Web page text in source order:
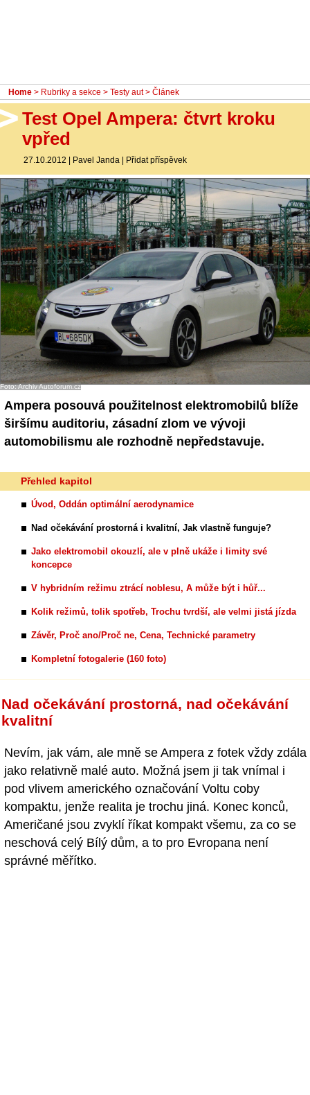
Home > Rubriky a sekce > Testy aut> Článek
Test Opel Ampera: čtvrt kroku
vpřed
27.10.2012 | Pavel Janda | Přidat příspěvek
Foto: Archiv Autoforum.cz
Ampera posouvá použitelnost elektromobilů blíže
širšímu auditoriu, zásadní zlom ve vývoji
automobilismu ale rozhodně nepředstavuje.
Přehled kapitol
Úvod, Oddán optimální aerodynamice
Nad očekávání prostorná i kvalitní, Jak vlastně funguje?
Jako elektromobil okouzlí, ale v plně ukáže i limity své
koncepce
V hybridním režimu ztrácí noblesu, A může být i hůř...
Kolik režimů, tolik spotřeb, Trochu tvrdší, ale velmi jistá jízda
Závěr, Proč ano/Proč ne, Cena, Technické parametry
Kompletní fotogalerie (160 foto)
Nad očekávání prostorná, nad očekávání
kvalitní
Nevím, jak vám, ale mně se Ampera z fotek vždy zdála
jako relativně malé auto. Možná jsem ji tak vnímal i
pod vlivem amerického označování Voltu coby
kompaktu, jenže realita je trochu jiná. Konec konců,
Američané jsou zvyklí říkat kompakt všemu, za co se
neschová celý Bílý dům, a to pro Evropana není
správné měřítko.